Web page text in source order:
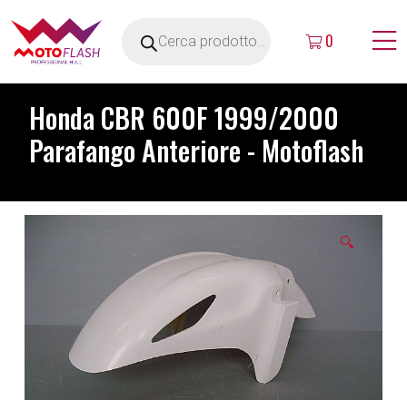
0
Honda CBR 600F 1999/2000
Parafango Anteriore - Motoflash
🔍